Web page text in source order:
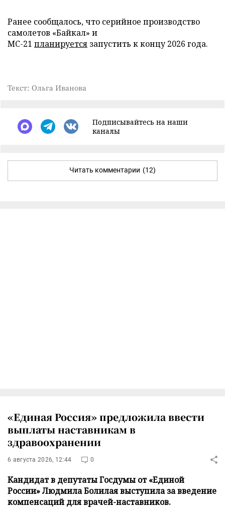
Ранее сообщалось, что серийное производство
самолетов «Байкал» и
МС-21 планируется запустить к концу 2026 года.
Текст: Ольга Иванова
Подписывайтесь на наши
каналы
Читать комментарии (12)
«Единая Россия» предложила ввести
выплаты наставникам в
здравоохранении
6 августа 2026, 12:44 0
Кандидат в депутаты Госдумы от «Единой
России» Людмила Болилая выступила за введение
компенсаций для врачей-наставников.